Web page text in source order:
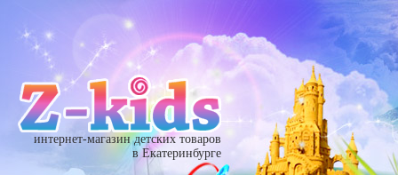
интернет-магазин детских товаров
в Екатеринбурге